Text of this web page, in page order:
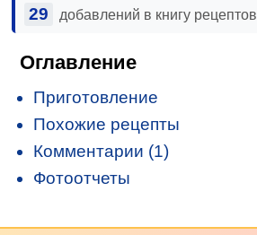
29 добавлений в книгу рецептов
Оглавление
Приготовление
Похожие рецепты
Комментарии (1)
Фотоотчеты